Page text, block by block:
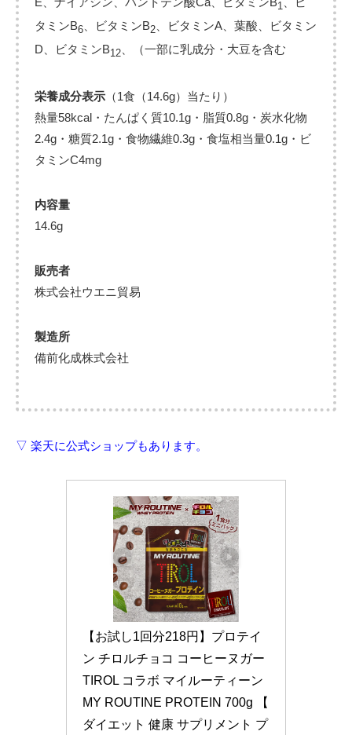
1
タミンB6 、ビタミンB2
、ビタミンA、葉酸、ビタミン
D、ビタミンB12 、（一部に乳成分・大豆を含む
栄養成分表示 （1食（14.6g）当たり）
熱量58kcal・たんぱく質10.1g・脂質0.8g・炭水化物
2.4g・糖質2.1g・食物繊維0.3g・食塩相当量0.1g・ビ
タミンC4mg
内容量
14.6g
販売者
株式会社ウエニ貿易
製造所
備前化成株式会社
▽ 楽天に公式ショップもあります。
【お試し1回分218円】プロテイ
ン チロルチョコ コーヒーヌガー
TIROL コラボ マイルーティーン
MY ROUTINE PROTEIN 700g 【
ダイエット 健康 サプリメント プ